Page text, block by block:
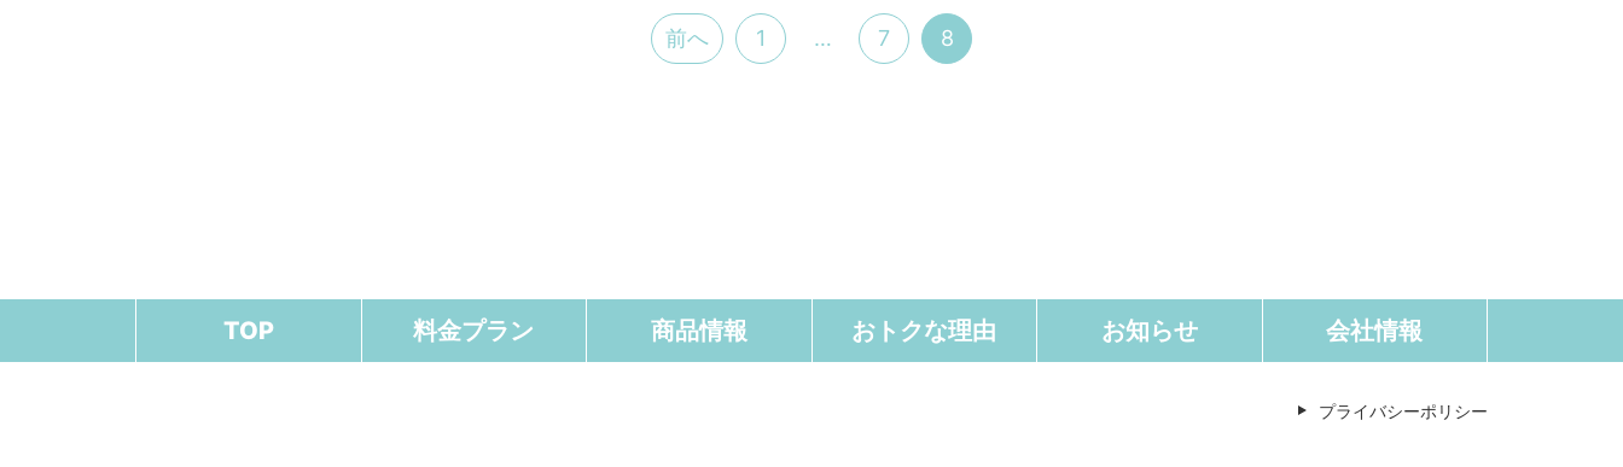
前へ 1 … 7 8
TOP 料金プラン 商品情報 おトクな理由 お知らせ 会社情報
プライバシーポリシー